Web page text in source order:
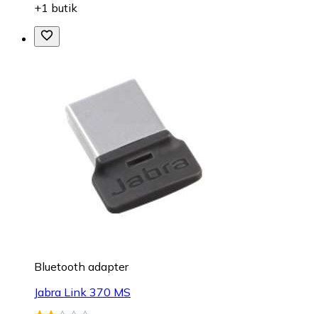
+1 butik
Bluetooth adapter
Jabra Link 370 MS